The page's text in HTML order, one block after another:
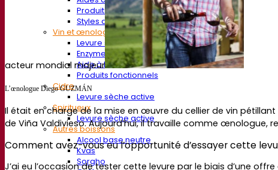
Produits fonctionnels
Styles de bière
Vin et œnologie
Levure sèche active
Enzymes
Aide à la fermentation
Produits fonctionnels
Cidre
Levure sèche active
Spiritueux
Levure sèche active
Autres boissons
Alcool base neutre
Kvas
Sorgho
acteur mondial majeur
L’œnologue Diego GUZMÁN
Il était en charge de la mise en œuvre du cellier de vin
de Viña Valdivieso. Aujourd’hui, il travaille comme œnologue,
Comment avez-vous eu l’opportunité d’essayer cette
J’ai eu l’occasion de tester cette levure par le biais d’une